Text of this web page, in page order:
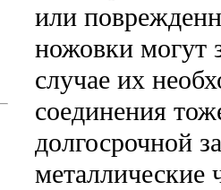
или
ножовки могут
случае их
соединения
долгосрочной
металлические